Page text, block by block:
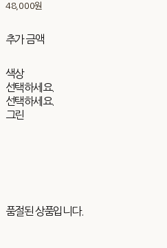
48,000원
추가 금액
색상
선택하세요.
선택하세요.
그린
품절된 상품입니다.